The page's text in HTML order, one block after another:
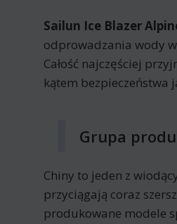
Sailun Ice Blazer
odprowadzania wody
Całość najczęściej
kątem bezpieczeństwa
Grupa
Chiny to jeden z
przyciągają coraz
produkowane modele